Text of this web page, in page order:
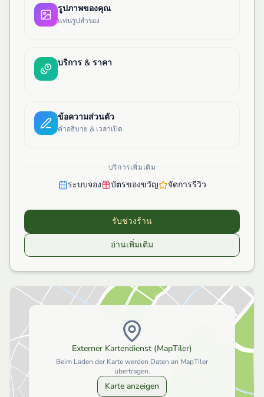
รูปภาพของคุณ
แทนรูปสำรอง
บริการ & ราคา
ข้อความส่วนตัว
คำอธิบาย & เวลาเปิด
บริการเพิ่มเติม
ระบบจอง บัตรของขวัญ จัดการรีวิว
รับช่วงร้าน
อ่านเพิ่มเติม
Externer Kartendienst (MapTiler)
Beim Laden der Karte werden Daten an MapTiler
übertragen.
Karte anzeigen